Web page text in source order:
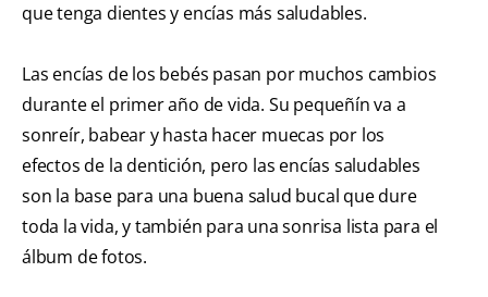
que tenga dientes y encías más saludables.
Las encías de los bebés pasan por muchos cambios
durante el primer año de vida. Su pequeñín va a
sonreír, babear y hasta hacer muecas por los
efectos de la dentición, pero las encías saludables
son la base para una buena salud bucal que dure
toda la vida, y también para una sonrisa lista para el
álbum de fotos.